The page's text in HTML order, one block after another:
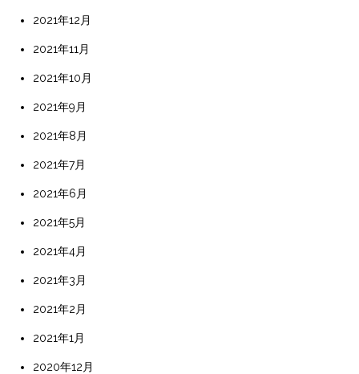
2021年12月
2021年11月
2021年10月
2021年9月
2021年8月
2021年7月
2021年6月
2021年5月
2021年4月
2021年3月
2021年2月
2021年1月
2020年12月